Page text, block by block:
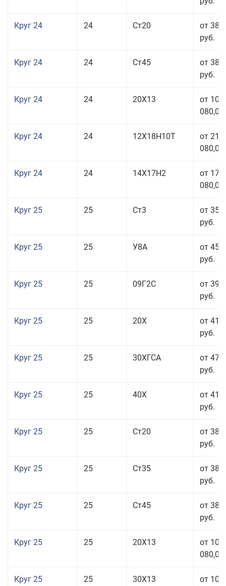
Круг 24 24 Ст20
от 38
руб.
Круг 24 24 Ст45
от 38
руб.
Круг 24 24 20Х13
от 103
080,00
Круг 24 24 12Х18Н10Т
от 211
080,00
Круг 24 24 14Х17Н2
от 178
080,00
Круг 25 25 Ст3
от 35
руб.
Круг 25 25 У8А
от 45
руб.
Круг 25 25 09Г2С
от 39
руб.
Круг 25 25 20Х
от 41
руб.
Круг 25 25 30ХГСА
от 47
руб.
Круг 25 25 40Х
от 41
руб.
Круг 25 25 Ст20
от 38
руб.
Круг 25 25 Ст35
от 38
руб.
Круг 25 25 Ст45
от 38
руб.
Круг 25 25 20Х13
от 103
080,00
Круг 25 25 30Х13
от 103